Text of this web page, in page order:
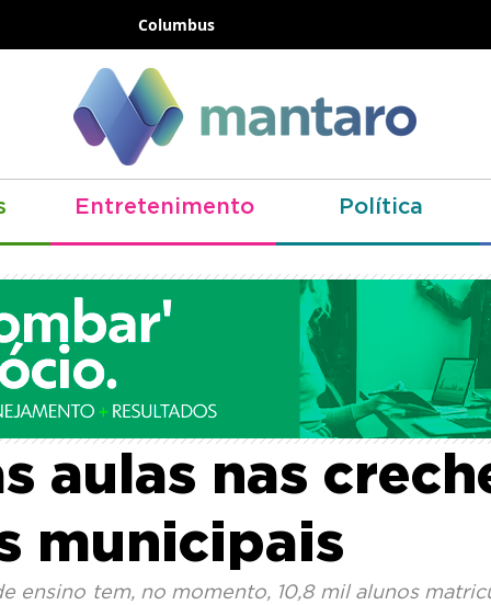
Columbus
Entretenimento Política
divulga datas da
aulas nas
municipais
ensino tem, no momento, 10,8 mil alunos